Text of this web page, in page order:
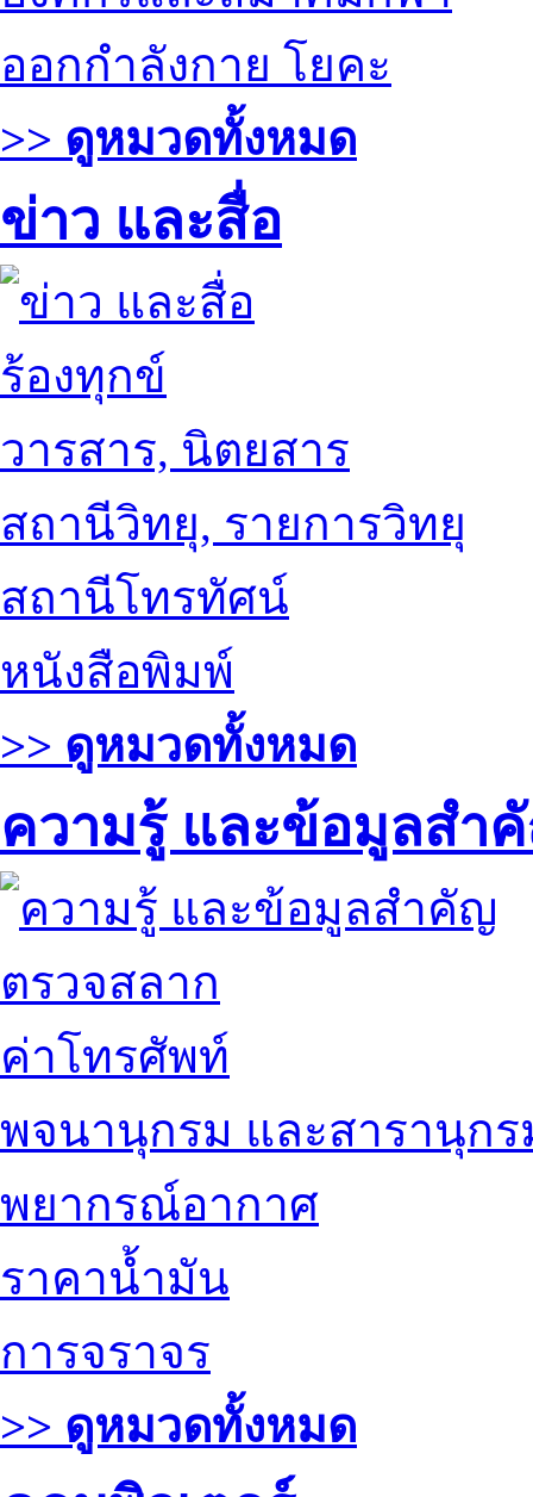
ออกกำลังกาย โยคะ
>> ดูหมวดทั้งหมด
ข่าว และสื่อ
ร้องทุกข์
วารสาร, นิตยสาร
สถานีวิทยุ, รายการวิทยุ
สถานีโทรทัศน์
หนังสือพิมพ์
>> ดูหมวดทั้งหมด
ความรู้ และข้อมูลสำ
ตรวจสลาก
ค่าโทรศัพท์
พจนานุกรม และสารานุกร
พยากรณ์อากาศ
ราคาน้ำมัน
การจราจร
>> ดูหมวดทั้งหมด